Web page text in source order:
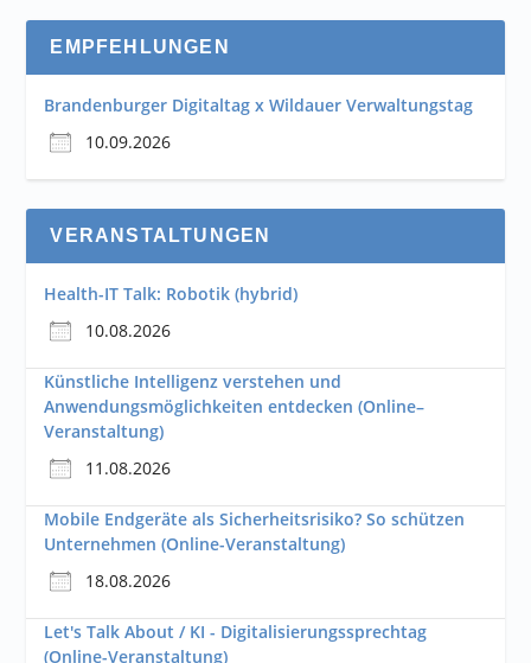
EMPFEHLUNGEN
Brandenburger Digitaltag x Wildauer Verwaltungstag
10.09.2026
VERANSTALTUNGEN
Health-IT Talk: Robotik (hybrid)
10.08.2026
Künstliche Intelligenz verstehen und
Anwendungsmöglichkeiten entdecken (Online–
Veranstaltung)
11.08.2026
Mobile Endgeräte als Sicherheitsrisiko? So schützen
Unternehmen (Online-Veranstaltung)
18.08.2026
Let's Talk About / KI - Digitalisierungssprechtag
(Online-Veranstaltung)